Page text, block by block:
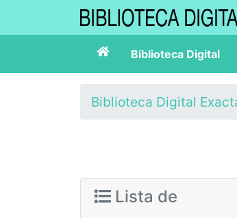
Biblioteca Digital
Biblioteca Digital
Lista de